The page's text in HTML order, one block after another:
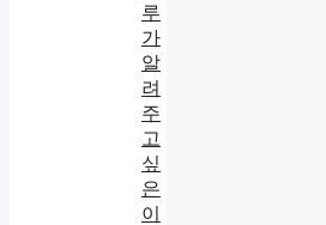
루
가
알
려
주
고
싶
은
이